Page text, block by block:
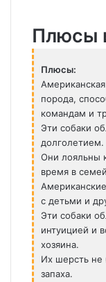
Плюсы
Плюсы:
порода,
командам и
Эти собаки
долголетием.
Они лояльны
время в
с детьми и
Эти собаки
интуицией и
хозяина.
Их шерсть не
запаха.